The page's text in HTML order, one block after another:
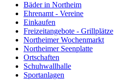
Bäder in Northeim
Ehrenamt - Vereine
Einkaufen
Freizeitangebote - Grillplätze
Northeimer Wochenmarkt
Northeimer Seenplatte
Ortschaften
Schuhwallhalle
Sportanlagen